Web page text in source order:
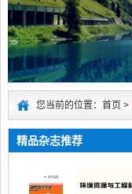
您当前的位置：首页 >
精品杂志推荐